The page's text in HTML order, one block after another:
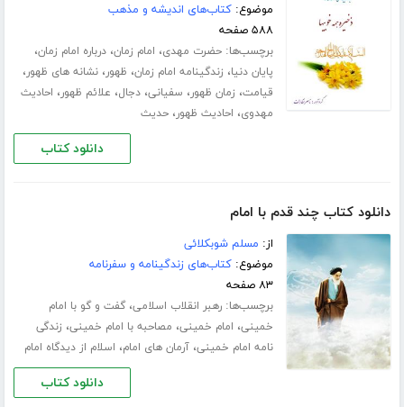
موضوع:کتاب‌های اندیشه و مذهب
۵۸۸ صفحه
برچسب‌ها:حضرت مهدی، امام زمان،درباره امام زمان،
پایان دنیا، زندگینامه امام زمان، ظهور،نشانه های ظهور،
قیامت، زمان ظهور، سفیانی،دجال، علائم ظهور، احادیث
مهدوی، احادیث ظهور،حدیث
دانلود کتاب
دانلود کتاب چند قدم با امام
از: مسلم شوبکلائی
موضوع:کتاب‌های زندگینامه و سفرنامه
۸۳ صفحه
برچسب‌ها:رهبر انقلاب اسلامی،گفت و گو با امام
خمینی، امام خمینی، مصاحبه با امام خمینی، زندگی
نامه امام خمینی،آرمان های امام، اسلام از دیدگاه امام
دانلود کتاب